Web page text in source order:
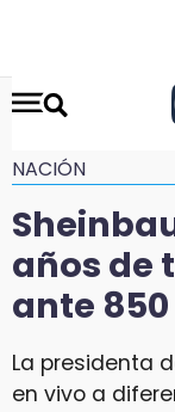
NACIÓN
años de
ante
La presidenta
en vivo a